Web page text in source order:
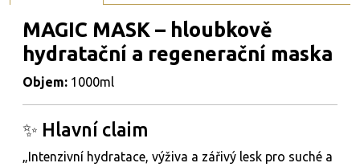
MAGIC MASK – hloubkově
hydratační a regenerační maska
Objem: 1000ml
✨ Hlavní claim
„Intenzivní hydratace, výživa a zářivý lesk pro suché a